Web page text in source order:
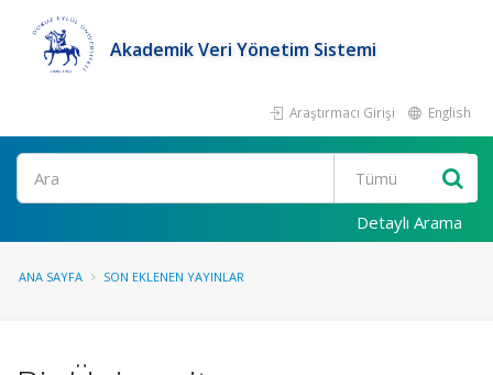
Akademik Veri Yönetim Sistemi
Araştırmacı Girişi English
Ara
Detaylı Arama
ANA SAYFA SON EKLENEN YAYINLAR